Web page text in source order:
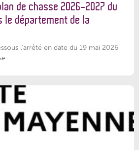
de chasse 2026-2027 du
le département de la
l’arrêté en date du 19 mai 2026